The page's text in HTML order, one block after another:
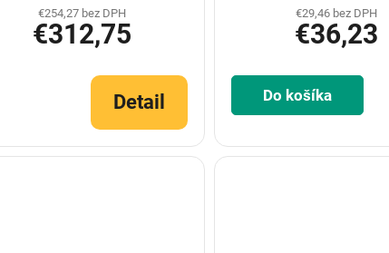
€254,27 bez DPH
€312,75
Detail
€29,46 bez DPH
€36,23
Do košíka